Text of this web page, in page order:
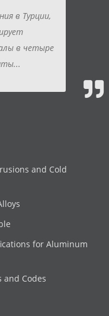
в Турции,
в четыре
and Cold
for Aluminum
Codes